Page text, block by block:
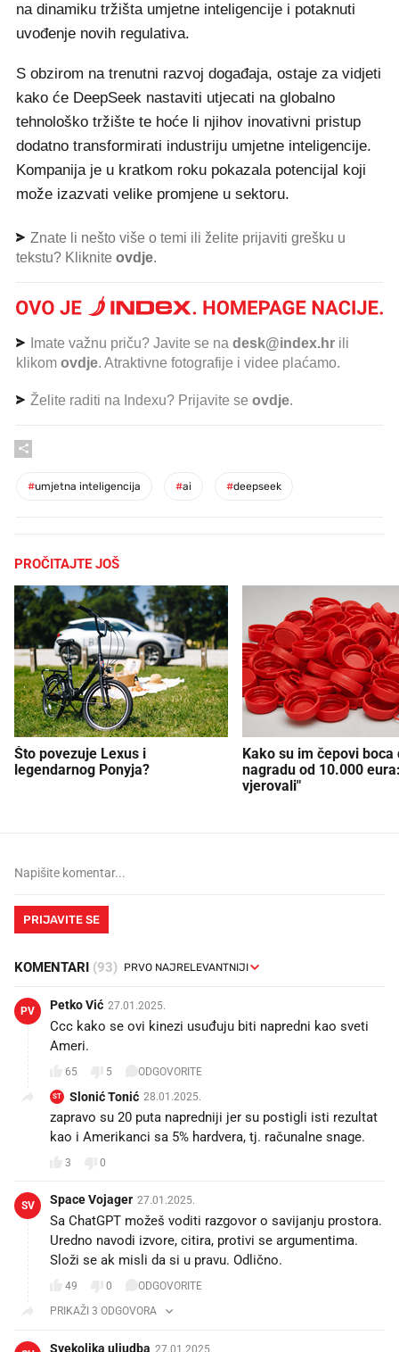
na dinamiku tržišta umjetne inteligencije i potaknuti
uvođenje novih regulativa.
S obzirom na trenutni razvoj događaja, ostaje za vidjeti
kako će DeepSeek nastaviti utjecati na globalno
tehnološko tržište te hoće li njihov inovativni pristup
dodatno transformirati industriju umjetne inteligencije.
Kompanija je u kratkom roku pokazala potencijal koji
može izazvati velike promjene u sektoru.
Znate li nešto više o temi ili želite prijaviti grešku u
tekstu? Kliknite ovdje.
Imate važnu priču? Javite se na desk@index.hr ili
klikom ovdje. Atraktivne fotografije i videe plaćamo.
Želite raditi na Indexu? Prijavite se ovdje.
#umjetna inteligencija #ai #deepseek
PROČITAJTE JOŠ
Što povezuje Lexus i
legendarnog Ponyja?
Kako su im čepovi boca
nagradu od 10.000
vjerovali"
PRIJAVITE SE
KOMENTARI (93)
PV Petko Vić 27.01.2025.
Ccc kako se ovi kinezi usuđuju biti napredni kao sveti
Ameri.
65 5 ODGOVORITE
ST Slonić Tonić 28.01.2025.
zapravo su 20 puta napredniji jer su postigli isti rezultat
kao i Amerikanci sa 5% hardvera, tj. računalne snage.
3 0
SV Space Vojager 27.01.2025.
Sa ChatGPT možeš voditi razgovor o savijanju prostora.
Uredno navodi izvore, citira, protivi se argumentima.
Složi se ak misli da si u pravu. Odlično.
49 0
ODGOVORITE
PRIKAŽI 3 ODGOVORA
Svekolika uljudba 27.01.2025.